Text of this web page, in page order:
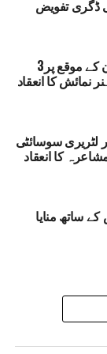
معاشرے
تعلیم کا
کی جدوجہد
دیں، اس لیے
خدمات سے
انہوں نے
مقابلوں
گورنر نے کہا کہ اس سال گولڈ میڈل حاصل کرنے والے 50 طلبہ
جو اس بات کا
اپنی
ڈگری تفویض
عالمی یومِ ہنرمندیِ نوجوانان کے موقع پر3
نمائش کا انعقاد
لٹریری سوسائٹی
کا انعقاد
ساتھ منایا